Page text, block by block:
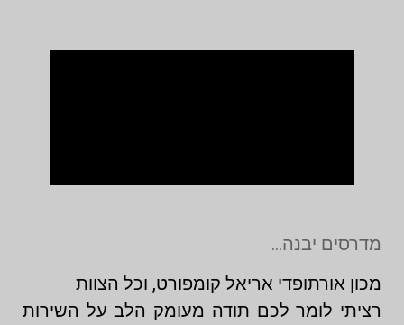
מדרסים יבנה…
מכון אורתופדי אריאל קומפורט, וכל הצוות
רציתי לומר לכם תודה מעומק הלב על השירות